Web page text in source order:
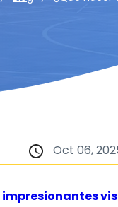
Oct 06,
impresionantes